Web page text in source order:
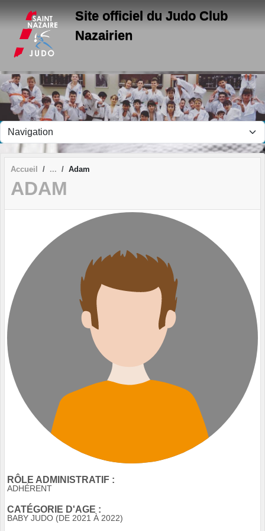
Site officiel du Judo Club
Nazairien
Accueil Adam
ADAM
RÔLE ADMINISTRATIF :
ADHÉRENT
CATÉGORIE D'AGE :
BABY JUDO (DE 2021 À 2022)